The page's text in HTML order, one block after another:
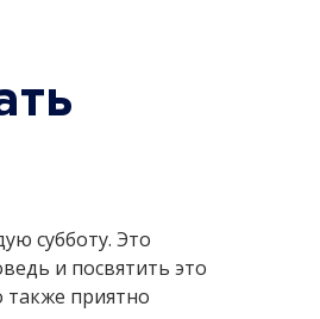
субботу. Это
и посвятить это
также приятно